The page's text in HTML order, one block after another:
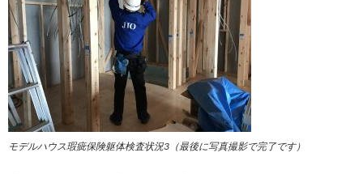
モデルハウス瑕疵保険躯体検査状況3（最後に写真撮影で完了です）